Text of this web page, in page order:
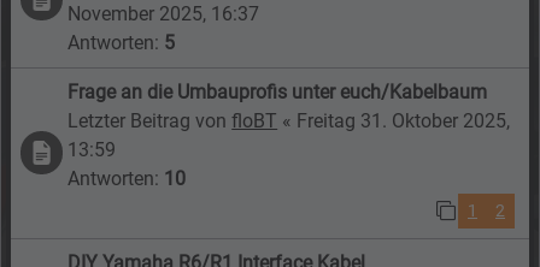
November 2025, 16:37
Antworten: 5
Frage an die Umbauprofis unter euch/Kabelbaum
Letzter Beitrag vonfloBT « Freitag 31. Oktober 2025,
13:59
Antworten: 10
1 2
DIY Yamaha R6/R1 Interface Kabel